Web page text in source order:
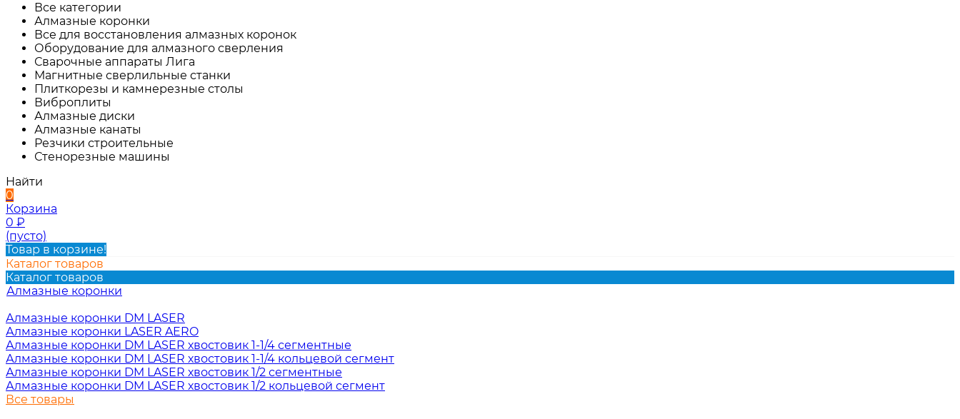
Все категории
Алмазные коронки
Все для восстановления алмазных коронок
Оборудование для алмазного сверления
Сварочные аппараты Лига
Магнитные сверлильные станки
Плиткорезы и камнерезные столы
Виброплиты
Алмазные диски
Алмазные канаты
Резчики строительные
Стенорезные машины
Найти
0
Корзина
0 ₽
(пусто)
Товар в корзине!
Каталог товаров
Каталог товаров
Алмазные коронки
Алмазные коронки DM LASER
Алмазные коронки LASER AERO
Алмазные коронки DM LASER хвостовик 1-1/4 сегментные
Алмазные коронки DM LASER хвостовик 1-1/4 кольцевой сегмент
Алмазные коронки DM LASER хвостовик 1/2 сегментные
Алмазные коронки DM LASER хвостовик 1/2 кольцевой сегмент
Все товары